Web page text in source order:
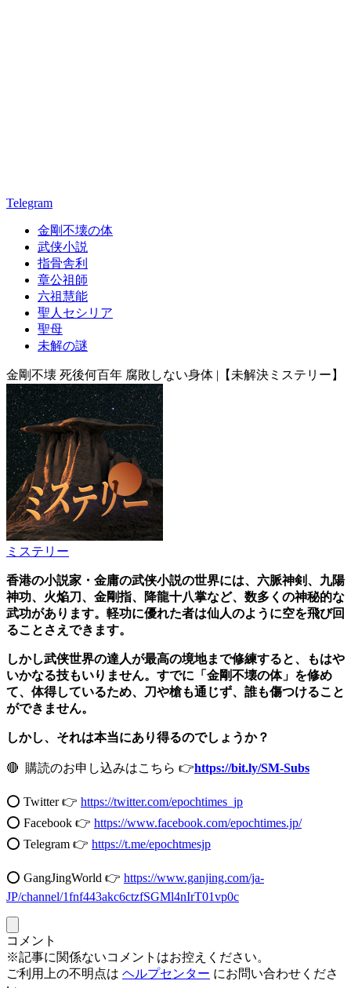
Telegram
金剛不壊の体
武侠小説
指骨舎利
章公祖師
六祖慧能
聖人セシリア
聖母
未解の謎
金剛不壊 死後何百年 腐敗しない身体 |【未解決ミステリー】
ミステリー
香港の小説家・金庸の武侠小説の世界には、六脈神剣、九陽
神功、火焔刀、金剛指、降龍十八掌など、数多くの神秘的な
武功があります。軽功に優れた者は仙人のように空を飛び回
ることさえできます。
しかし武侠世界の達人が最高の境地まで修練すると、もはや
いかなる技もいりません。すでに「金剛不壊の体」を修め
て、体得しているため、刀や槍も通じず、誰も傷つけること
ができません。
しかし、それは本当にあり得るのでしょうか？
🔴 購読のお申し込みはこちら 👉https://bit.ly/SM-Subs
⭕️ Twitter 👉 https://twitter.com/epochtimes_jp
⭕️ Facebook 👉 https://www.facebook.com/epochtimes.jp/
⭕️ Telegram 👉 https://t.me/epochtmesjp
⭕️ GangJingWorld 👉 https://www.ganjing.com/ja-
JP/channel/1fnf443akc6ctzfSGMl4nIrT01vp0c
コメント
※記事に関係ないコメントはお控えください。
ご利用上の不明点は ヘルプセンター にお問い合わせくださ